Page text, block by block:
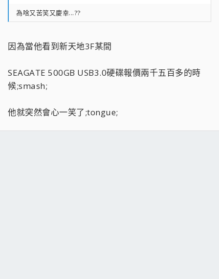
為啥又苦笑又慶幸...??
因為當他看到新天地3F某間
SEAGATE 500GB USB3.0硬碟報價兩千五百多的時
候;smash;
他就突然會心一笑了;tongue;